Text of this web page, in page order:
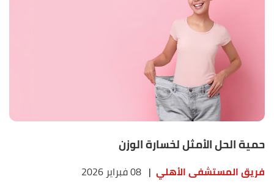
حمية الحل الأمثل لخسارة الوزن
فريق المستشفى الأهلي | 08 فبراير 2026